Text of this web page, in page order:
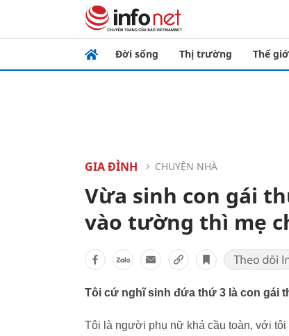
Đời sống Thị trường Thế
GIA ĐÌNH CHUYỆN NHÀ
Vừa sinh con gái
vào tường thì mẹ
Tôi cứ nghĩ sinh đứa thứ 3 là con gái
Tôi là người phụ nữ khá cầu toàn, với